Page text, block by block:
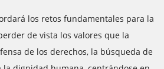
los retos fundamentales para la
de vista los valores que la
de los derechos, la búsqueda de